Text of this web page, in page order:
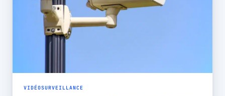
VIDÉOSURVEILLANCE